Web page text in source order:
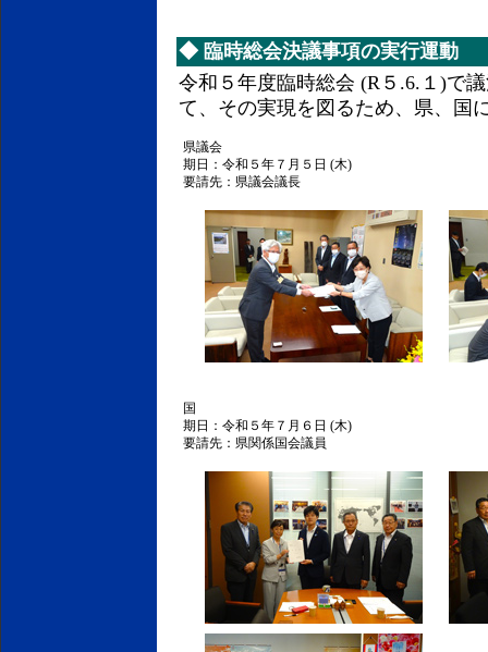
◆ 臨時総会決議事項の実行運動
令和５年度臨時総会 (R５.6.１)で
て、その実現を図るため、県、国
県議会
期日：令和５年７月５日 (木)
要請先：県議会議長
国
期日：令和５年７月６日 (木)
要請先：県関係国会議員